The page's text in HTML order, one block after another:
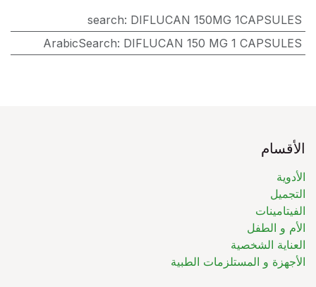
search: DIFLUCAN 150MG 1CAPSULES
ArabicSearch: DIFLUCAN 150 MG 1 CAPSULES
الأقسام
الأدوية
التجميل
الفيتامينات
الأم و الطفل
العناية الشخصية
الأجهزة و المستلزمات الطبية